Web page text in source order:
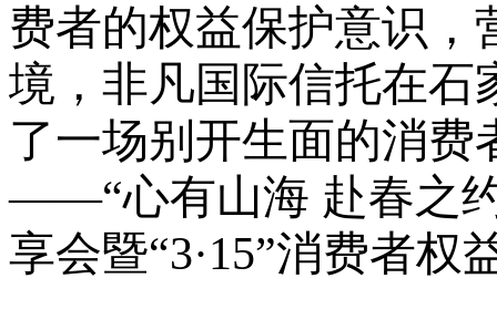
费者的权益保护意识，
境，非凡国际信托在石
了一场别开生面的消
——“心有山海 赴春之
享会暨“3·15”消费者权